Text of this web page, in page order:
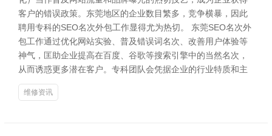
客户的错误政策。东莞地区的企业数目繁多，竞争横暴，因此
聘用专科的SEO名次外包工作显得尤为热切。 东莞SEO名次外
包工作通过优化网站实验、普及错误词名次、改善用户体验等
神气，匡助企业提高在百度、谷歌等搜索引擎中的当然名次，
从而诱惑更多潜在客户。专科团队会凭据企业的行业特质和主
维修资讯